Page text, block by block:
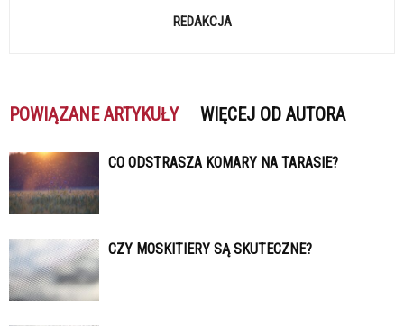
REDAKCJA
POWIĄZANE ARTYKUŁY WIĘCEJ OD AUTORA
CO ODSTRASZA KOMARY NA TARASIE?
CZY MOSKITIERY SĄ SKUTECZNE?